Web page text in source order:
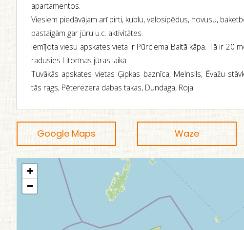
apartamentos.
Viesiem piedāvājam arī pirti, kublu, velosipēdus, novusu,
pastaigām gar jūru u.c. aktivitātes.
Iemīļota viesu apskates vieta ir Pūrciema Baltā kāpa. Tā ir 20
radusies Litorīnas jūras laikā.
Tuvākās apskates vietas Ģipkas baznīca, Melnsils, Ēvažu
tās rags, Pēterezera dabas takas, Dundaga, Roja
Google Maps Waze
+
−